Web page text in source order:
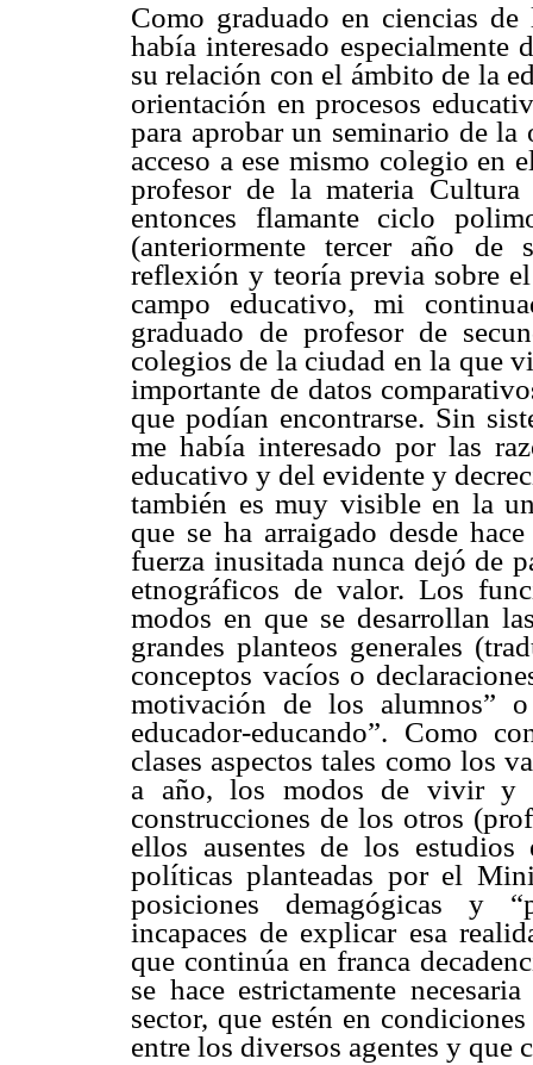
Como graduado en ciencias
había interesado especialmente
su relación con el ámbito de la
orientación en procesos
para aprobar un seminario de
acceso a ese mismo colegio en
profesor de la materia
entonces flamante ciclo
(anteriormente tercer año de
reflexión y teoría previa sobre
campo educativo, mi
graduado de profesor de
colegios de la ciudad en la que
importante de datos
que podían encontrarse. Sin
me había interesado por las
educativo y del evidente y
también es muy visible en la
que se ha arraigado desde
fuerza inusitada nunca dejó de
etnográficos de valor. Los
modos en que se desarrollan
grandes planteos generales
conceptos vacíos o
motivación de los alumnos”
educador-educando”. Como
clases aspectos tales como los
a año, los modos de vivir y
construcciones de los otros
ellos ausentes de los
políticas planteadas por el
posiciones demagógicas y
incapaces de explicar esa
que continúa en franca
se hace estrictamente
sector, que estén en
entre los diversos agentes y